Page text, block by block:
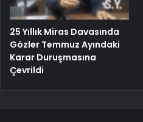
25 Yıllık Miras Davasında
Gözler Temmuz Ayındaki
Karar Duruşmasına
Çevrildi